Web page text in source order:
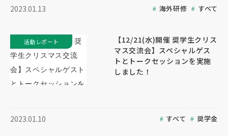
2023.01.13 海外研修 すべて
【12/21(水)開催 奨学生クリス
マス交流会】スペシャルゲス
トとトークセッションを実施
しました！
2023.01.10 すべて 奨学金
活動レポート